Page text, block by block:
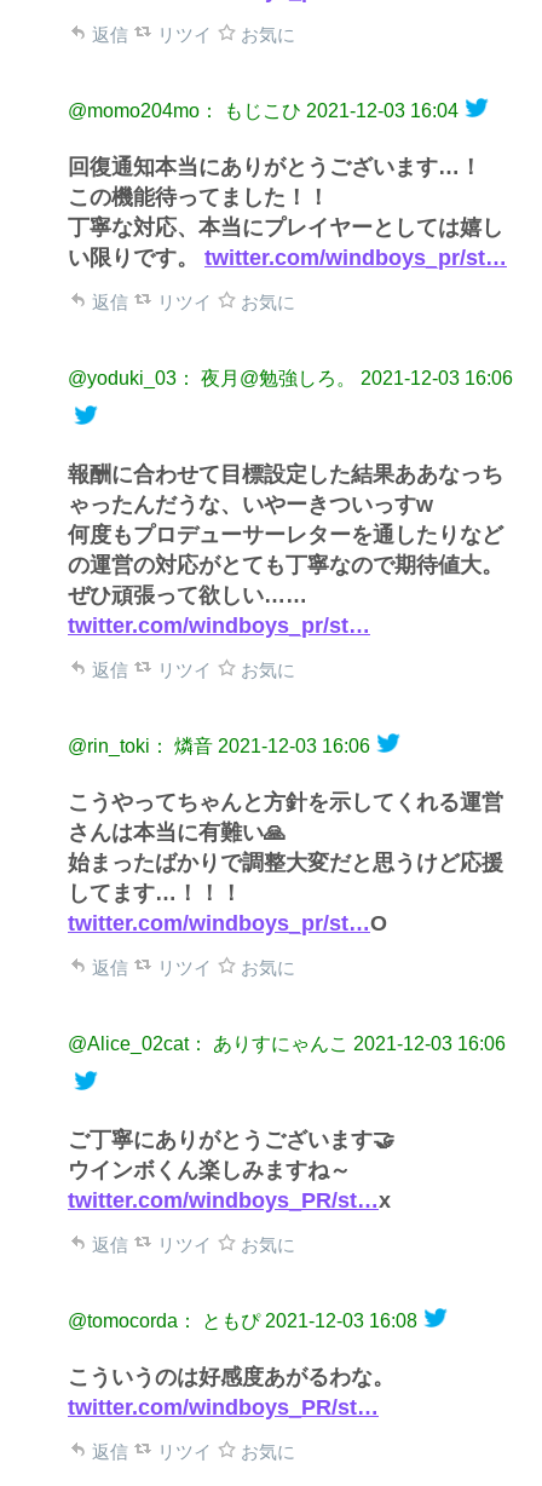
返信 リツイ お気に
@momo204mo： もじこひ 2021-12-03 16:04
回復通知本当にありがとうございます…！
この機能待ってました！！
丁寧な対応、本当にプレイヤーとしては嬉し
い限りです。 twitter.com/windboys_pr/st…
返信 リツイ お気に
@yoduki_03： 夜月@勉強しろ。 2021-12-03 16:06
報酬に合わせて目標設定した結果ああなっち
ゃったんだうな、いやーきついっすw
何度もプロデューサーレターを通したりなど
の運営の対応がとても丁寧なので期待値大。
ぜひ頑張って欲しい……
twitter.com/windboys_pr/st…
返信 リツイ お気に
@rin_toki： 燐音 2021-12-03 16:06
こうやってちゃんと方針を示してくれる運営
さんは本当に有難い🙏
始まったばかりで調整大変だと思うけど応援
してます…！！！
twitter.com/windboys_pr/st…O
返信 リツイ お気に
@Alice_02cat： ありすにゃんこ 2021-12-03 16:06
ご丁寧にありがとうございます🤝
ウインボくん楽しみますね～
twitter.com/windboys_PR/st…x
返信 リツイ お気に
@tomocorda： ともぴ 2021-12-03 16:08
こういうのは好感度あがるわな。
twitter.com/windboys_PR/st…
返信 リツイ お気に